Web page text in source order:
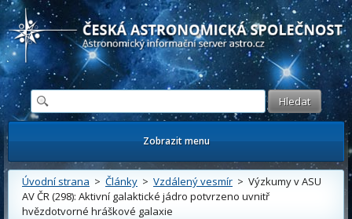
Česká astronomická společnost - Informační astronomický server
Zobrazit menu
Úvodní strana > Články > Vzdálený vesmír > Výzkumy v ASU
AV ČR (298): Aktivní galaktické jádro potvrzeno uvnitř
hvězdotvorné hráškové galaxie